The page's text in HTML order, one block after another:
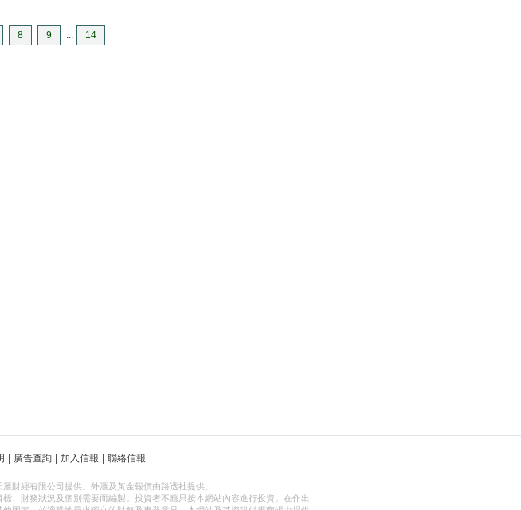
8 9 ... 14
廣告查詢 加入信報 聯絡信報
財經有限公司提供。外滙及黃金報價由路透社提供。
、財務狀況及個別需要而編製。投資者不應只按本網站內容進行投資。在作出